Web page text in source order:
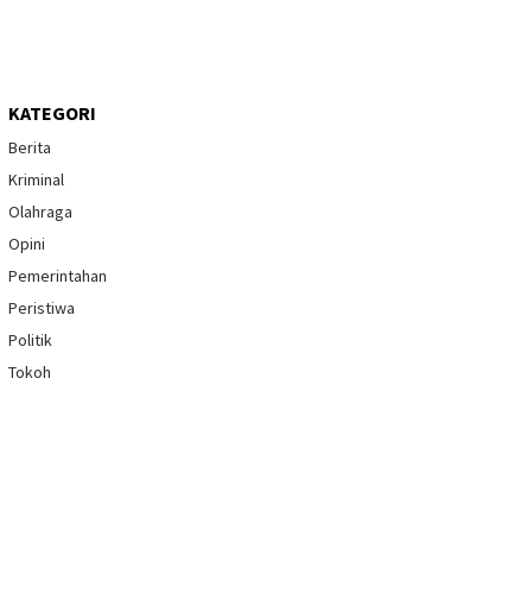
KATEGORI
Berita
Kriminal
Olahraga
Opini
Pemerintahan
Peristiwa
Politik
Tokoh